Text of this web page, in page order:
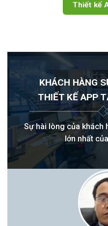
Thiết kế
KHÁCH HÀNG
THIẾT KẾ APP
Sự hài lòng của khách
lớn nhất